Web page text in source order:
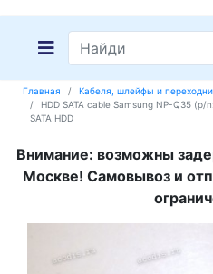
Главная
Кабеля, шлейфы и
HDD SATA cable Samsung NP-Q35
SATA HDD
Внимание: возможны
Москве! Самовывоз и